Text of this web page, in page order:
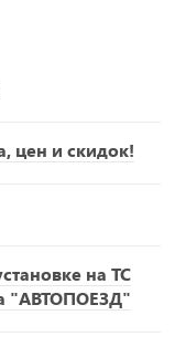
цен и скидок!
на ТС
"АВТОПОЕЗД"